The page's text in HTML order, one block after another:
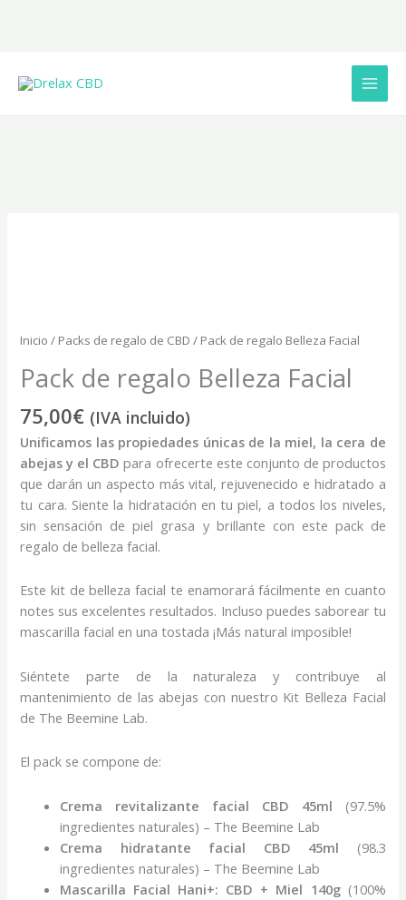
Inicio / Packs de regalo de CBD / Pack de regalo Belleza Facial
Pack de regalo Belleza Facial
75,00€ (IVA incluido)
Unificamos las propiedades únicas de la miel, la cera de
abejas y el CBD para ofrecerte este conjunto de productos
que darán un aspecto más vital, rejuvenecido e hidratado a
tu cara. Siente la hidratación en tu piel, a todos los niveles,
sin sensación de piel grasa y brillante con este pack de
regalo de belleza facial.
Este kit de belleza facial te enamorará fácilmente en cuanto
notes sus excelentes resultados. Incluso puedes saborear tu
mascarilla facial en una tostada ¡Más natural imposible!
Siéntete parte de la naturaleza y contribuye al
mantenimiento de las abejas con nuestro Kit Belleza Facial
de The Beemine Lab.
El pack se compone de:
Crema revitalizante facial CBD 45ml (97.5%
ingredientes naturales) – The Beemine Lab
Crema hidratante facial CBD 45ml (98.3
ingredientes naturales) – The Beemine Lab
Mascarilla Facial Hani+: CBD + Miel 140g(100%